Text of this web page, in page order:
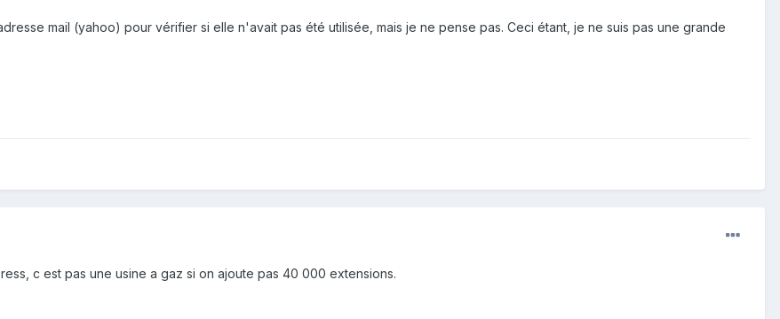
mail (yahoo) pour vérifier si elle n'avait pas été utilisée, mais je ne pense pas. Ceci étant, je ne suis pas une grande
c est pas une usine a gaz si on ajoute pas 40 000 extensions.